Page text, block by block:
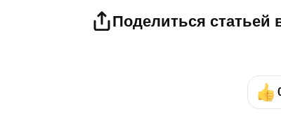
Поделиться статьей